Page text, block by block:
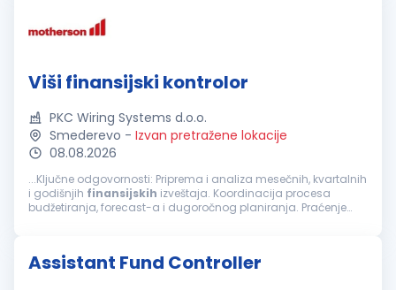
Viši finansijski kontrolor
PKC Wiring Systems d.o.o.
Smederevo - Izvan pretražene lokacije
08.08.2026
...Ključne odgovornosti: Priprema i analiza mesečnih, kvartalnih
i godišnjih finansijskih izveštaja. Koordinacija procesa
budžetiranja, forecast-a i dugoročnog planiranja. Praćenje
Assistant Fund Controller